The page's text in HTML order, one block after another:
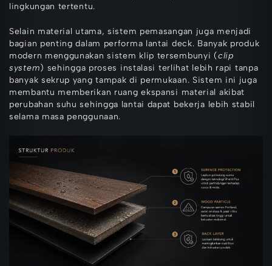
lingkungan tertentu.
Selain material utama, sistem pemasangan juga menjadi
bagian penting dalam performa lantai deck. Banyak produk
modern menggunakan sistem klip tersembunyi (clip
system) sehingga proses instalasi terlihat lebih rapi tanpa
banyak sekrup yang tampak di permukaan. Sistem ini juga
membantu memberikan ruang ekspansi material akibat
perubahan suhu sehingga lantai dapat bekerja lebih stabil
selama masa penggunaan.